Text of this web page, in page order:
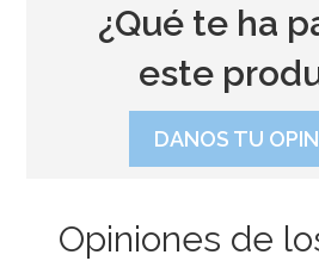
¿Qué te ha
este
DANOS TU
Opiniones de